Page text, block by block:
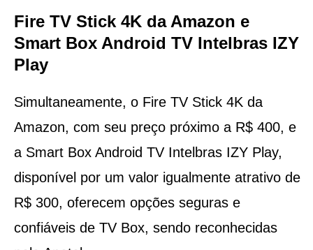
Fire TV Stick 4K da Amazon e
Smart Box Android TV Intelbras IZY
Play
Simultaneamente, o Fire TV Stick 4K da
Amazon, com seu preço próximo a R$ 400, e
a Smart Box Android TV Intelbras IZY Play,
disponível por um valor igualmente atrativo de
R$ 300, oferecem opções seguras e
confiáveis de TV Box, sendo reconhecidas